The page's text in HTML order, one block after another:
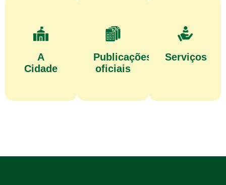
A
Cidade
Publicações
oficiais
Serviços